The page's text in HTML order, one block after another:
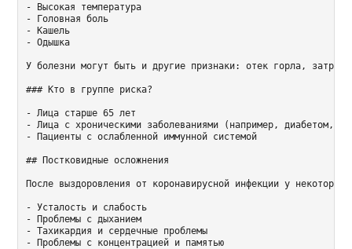
- Высокая температура
- Головная боль
- Кашель
- Одышка
У болезни могут быть и другие признаки: отек горла,
### Кто в группе риска?
- Лица старше 65 лет
- Лица с хроническими заболеваниями (например, диабетом,
- Пациенты с ослабленной иммунной системой
## Постковидные осложнения
После выздоровления от коронавирусной инфекции у
- Усталость и слабость
- Проблемы с дыханием
- Тахикардия и сердечные проблемы
- Проблемы с концентрацией и памятью